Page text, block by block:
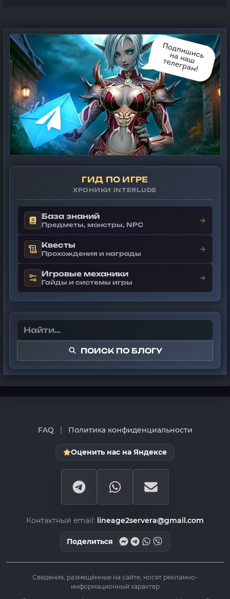
ГИД ПО ИГРЕ
ХРОНИКИ INTERLUDE
База знаний
Предметы, монстры, NPC →
Квесты
Прохождения и награды →
Игровые механики
Гайды и системы игры →
ПОИСК ПО БЛОГУ
FAQ | Политика конфиденциальности
Оценить нас на Яндексе
Контактный email: lineage2servera@gmail.com
Поделиться
Сведения, размещённые на сайте, носят рекламно-
информационный характер